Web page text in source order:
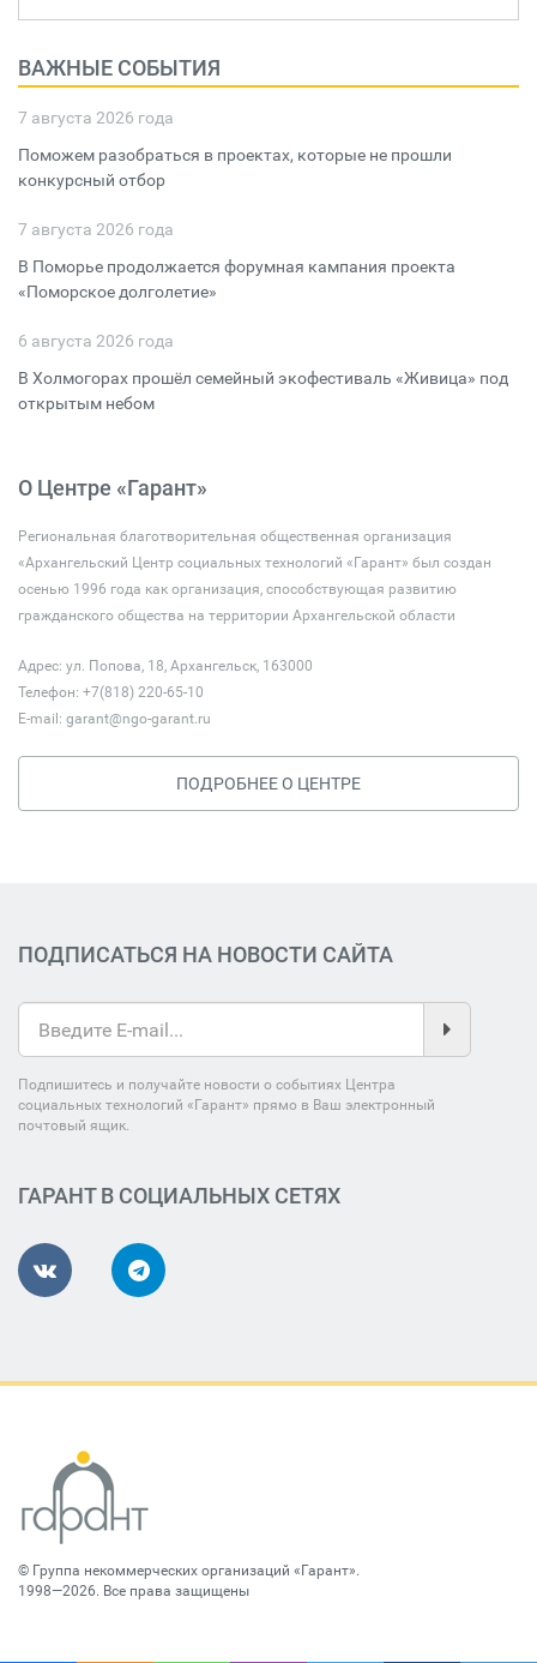
ВАЖНЫЕ СОБЫТИЯ
7 августа 2026 года
Поможем разобраться в проектах, которые не прошли
конкурсный отбор
7 августа 2026 года
В Поморье продолжается форумная кампания проекта
«Поморское долголетие»
6 августа 2026 года
В Холмогорах прошёл семейный экофестиваль «Живица» под
открытым небом
О Центре «Гарант»
Региональная благотворительная общественная организация
«Архангельский Центр социальных технологий «Гарант» был создан
осенью 1996 года как организация, способствующая развитию
гражданского общества на территории Архангельской области
Адрес: ул. Попова, 18, Архангельск, 163000
Телефон: +7(818) 220-65-10
E-mail: garant@ngo-garant.ru
ПОДРОБНЕЕ О ЦЕНТРЕ
ПОДПИСАТЬСЯ НА НОВОСТИ САЙТА
Подпишитесь и получайте новости о событиях Центра
социальных технологий «Гарант» прямо в Ваш электронный
почтовый ящик.
ГАРАНТ В СОЦИАЛЬНЫХ СЕТЯХ
© Группа некоммерческих организаций «Гарант».
1998—2026. Все права защищены